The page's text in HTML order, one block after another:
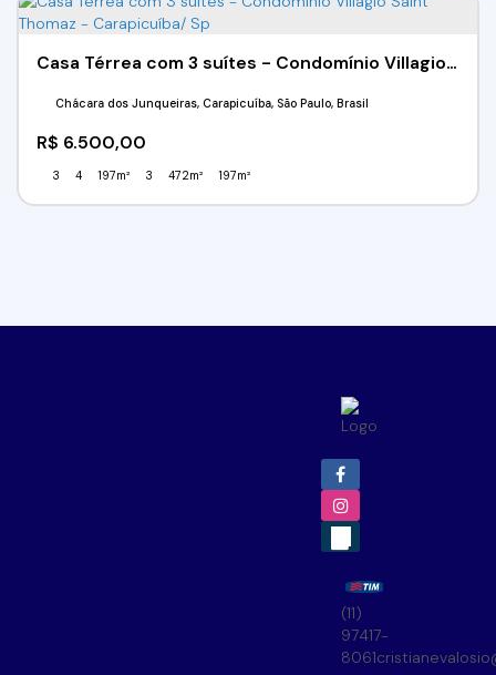
Casa Térrea com 3 suítes - Condomínio Villagio Saint Thomaz - Carapicuíba/ Sp
R$ 6.500,00
Chácara dos Junqueiras, Carapicuíba, São Paulo, Brasil
3 4 197m² 3 472m² 197m²
(11)
97417-
8061